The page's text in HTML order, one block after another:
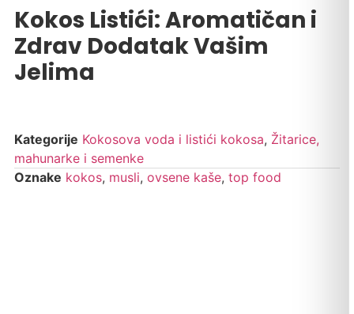
Kokos Listići: Aromatičan i
Zdrav Dodatak Vašim
Jelima
Kategorije Kokosova voda i listići kokosa, Žitarice,
mahunarke i semenke
Oznake kokos, musli, ovsene kaše, top food